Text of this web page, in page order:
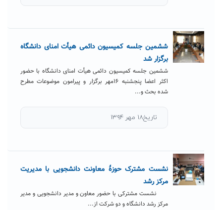
ششمین جلسه کمیسیون دائمی هیأت امنای دانشگاه
برگزار شد
ششمین جلسه کمیسیون دائمی هیأت امنای دانشگاه با حضور
اکثر اعضا پنجشنبه ۱۶مهر برگزار و پیرامون موضوعات مطرح
شده بحث و...
تاریخ۱۸ مهر ۱۳۹۴
نشست مشترک حوزۀ معاونت دانشجویی با مدیریت
مرکز رشد
نشست مشترکی با حضور معاون و مدیر دانشجویی و مدیر
مرکز رشد دانشگاه و دو شرکت از...